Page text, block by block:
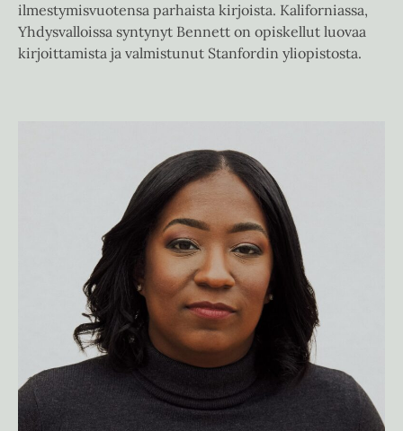
ilmestymisvuotensa parhaista kirjoista. Kaliforniassa,
Yhdysvalloissa syntynyt Bennett on opiskellut luovaa
kirjoittamista ja valmistunut Stanfordin yliopistosta.